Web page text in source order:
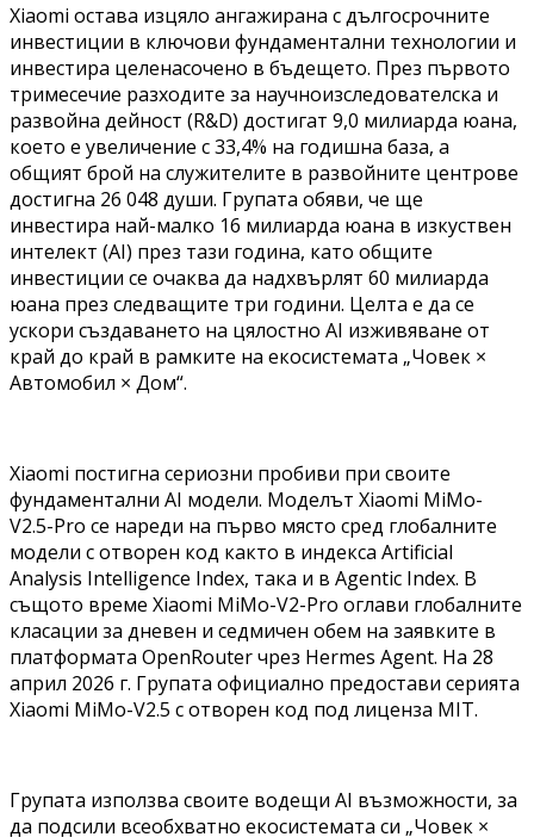
Xiaomi остава изцяло ангажирана с дългосрочните
инвестиции в ключови фундаментални технологии и
инвестира целенасочено в бъдещето. През първото
тримесечие разходите за научноизследователска и
развойна дейност (R&D) достигат 9,0 милиарда юана,
което е увеличение с 33,4% на годишна база, а
общият брой на служителите в развойните центрове
достигна 26 048 души. Групата обяви, че ще
инвестира най-малко 16 милиарда юана в изкуствен
интелект (AI) през тази година, като общите
инвестиции се очаква да надхвърлят 60 милиарда
юана през следващите три години. Целта е да се
ускори създаването на цялостно AI изживяване от
край до край в рамките на екосистемата „Човек ×
Автомобил × Дом“.
Xiaomi постигна сериозни пробиви при своите
фундаментални AI модели. Моделът Xiaomi MiMo-
V2.5-Pro се нареди на първо място сред глобалните
модели с отворен код както в индекса Artificial
Analysis Intelligence Index, така и в Agentic Index. В
същото време Xiaomi MiMo-V2-Pro оглави глобалните
класации за дневен и седмичен обем на заявките в
платформата OpenRouter чрез Hermes Agent. На 28
април 2026 г. Групата официално предостави серията
Xiaomi MiMo-V2.5 с отворен код под лиценза MIT.
Групата използва своите водещи AI възможности, за
да подсили всеобхватно екосистемата си „Човек ×